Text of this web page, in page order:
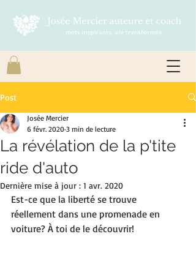
Post
La révélation de la p'tite
ride d'auto
Josée Mercier
6 févr. 2020 3 min de lecture
Dernière mise à jour : 1 avr. 2020
Est-ce que la liberté se trouve
réellement dans une promenade en
voiture? À toi de le découvrir!